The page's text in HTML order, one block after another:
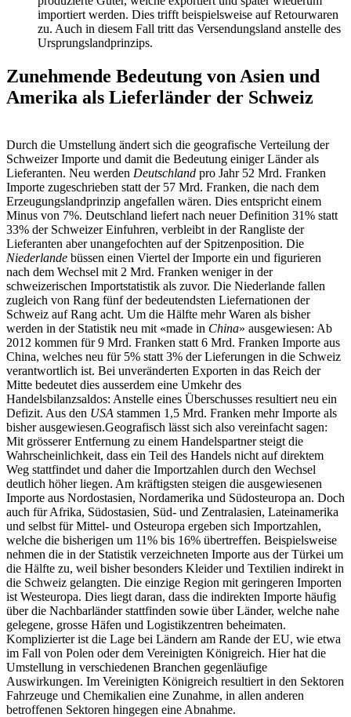
importiert werden. Dies trifft beispielsweise auf Retourwaren
zu. Auch in diesem Fall tritt das Versendungsland anstelle des
Ursprungslandprinzips.
Zunehmende Bedeutung von Asien und
Amerika als Lieferländer der Schweiz
Durch die Umstellung ändert sich die geografische Verteilung der
Schweizer Importe und damit die Bedeutung einiger Länder als
Lieferanten. Neu werden Deutschland pro Jahr 52 Mrd. Franken
Importe zugeschrieben statt der 57 Mrd. Franken, die nach dem
Erzeugungslandprinzip angefallen wären. Dies entspricht einem
Minus von 7%. Deutschland liefert nach neuer Definition 31% statt
33% der Schweizer Einfuhren, verbleibt in der Rangliste der
Lieferanten aber unangefochten auf der Spitzenposition. Die
Niederlande büssen einen Viertel der Importe ein und figurieren
nach dem Wechsel mit 2 Mrd. Franken weniger in der
schweizerischen Importstatistik als zuvor. Die Niederlande fallen
zugleich von Rang fünf der bedeutendsten Liefernationen der
Schweiz auf Rang acht. Um die Hälfte mehr Waren als bisher
werden in der Statistik neu mit «made in China» ausgewiesen: Ab
2012 kommen für 9 Mrd. Franken statt 6 Mrd. Franken Importe aus
China, welches neu für 5% statt 3% der Lieferungen in die Schweiz
verantwortlich ist. Bei unveränderten Exporten in das Reich der
Mitte bedeutet dies ausserdem eine Umkehr des
Handelsbilanzsaldos: Anstelle eines Überschusses resultiert neu ein
Defizit. Aus den USA stammen 1,5 Mrd. Franken mehr Importe als
bisher ausgewiesen.Geografisch lässt sich also vereinfacht sagen:
Mit grösserer Entfernung zu einem Handelspartner steigt die
Wahrscheinlichkeit, dass ein Teil des Handels nicht auf direktem
Weg stattfindet und daher die Importzahlen durch den Wechsel
deutlich höher liegen. Am kräftigsten steigen die ­ausgewiesenen
Importe aus Nordostasien, Nordamerika und Südosteuropa an. Doch
auch für Afrika, Südostasien, Süd- und Zentralasien, Lateinamerika
und selbst für Mittel- und Osteuropa ergeben sich Importzahlen,
welche die bisherigen um 11% bis 16% übertreffen. Beispielsweise
nehmen die in der Statistik verzeichneten Importe aus der Türkei um
die Hälfte zu, weil bisher besonders Kleider und Textilien indirekt in
die Schweiz gelangten. Die einzige Region mit geringeren Importen
ist Westeuropa. Dies liegt daran, dass die indirekten Importe häufig
über die Nachbarländer stattfinden sowie über Länder, welche nahe
gelegene, grosse Häfen und Logistikzentren beheimaten.
Komplizierter ist die Lage bei Ländern am Rande der EU, wie etwa
im Fall von Polen oder dem Vereinigten Königreich. Hier hat die
Umstellung in verschiedenen Branchen gegenläufige
Auswirkungen. Im Vereinigten Königreich resultiert in den Sektoren
Fahrzeuge und Chemikalien eine Zunahme, in allen anderen
betroffenen Sektoren hingegen eine Abnahme.